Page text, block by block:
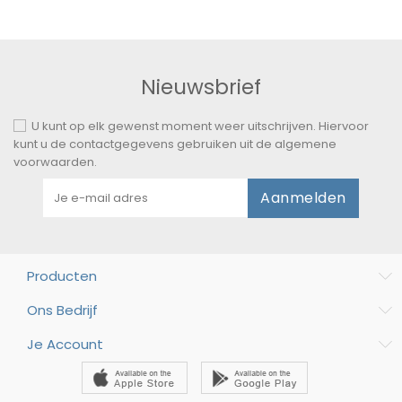
Nieuwsbrief
U kunt op elk gewenst moment weer uitschrijven. Hiervoor
kunt u de contactgegevens gebruiken uit de algemene
voorwaarden.
Aanmelden
Producten
Ons Bedrijf
Je Account